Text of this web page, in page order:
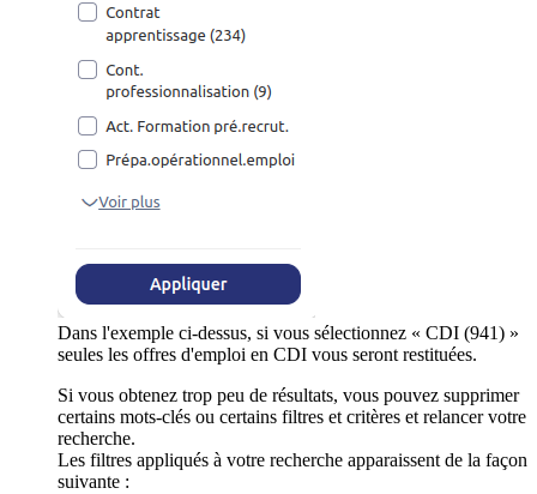
Dans l'exemple ci-dessus, si vous sélectionnez « CDI (941) »
seules les offres d'emploi en CDI vous seront restituées.
Si vous obtenez trop peu de résultats, vous pouvez supprimer
certains mots-clés ou certains filtres et critères et relancer votre
recherche.
Les filtres appliqués à votre recherche apparaissent de la façon
suivante :